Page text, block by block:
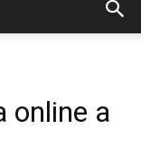
online a